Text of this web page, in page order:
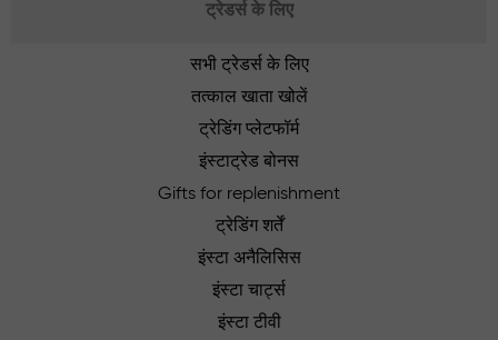
ट्रेडर्स के लिए
सभी ट्रेडर्स के लिए
तत्काल खाता खोलें
ट्रेडिंग प्लेटफॉर्म
इंस्टाट्रेड बोनस
Gifts for replenishment
ट्रेडिंग शर्तें
इंस्टा अनैलिसिस
इंस्टा चार्ट्स
इंस्टा टीवी